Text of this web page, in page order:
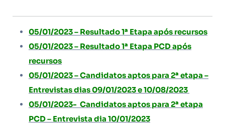
05/01/2023 – Resultado 1ª Etapa após recursos
05/01/2023 – Resultado 1ª Etapa PCD após
recursos
05/01/2023 – Candidatos aptos para 2ª etapa –
Entrevistas dias 09/01/2023 e 10/08/2023
05/01/2023- Candidatos aptos para 2ª etapa
PCD – Entrevista dia 10/01/2023